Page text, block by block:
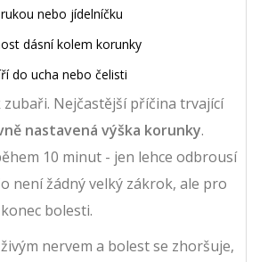
nebo jídelníčku
dásní kolem korunky
do ucha nebo čelisti
Nejčastější příčina trvající
nastavená výška korunky.
10 minut - jen lehce odbrousí
není žádný velký zákrok, ale pro
bolesti.
nervem a bolest se zhoršuje,